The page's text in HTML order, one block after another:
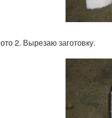
2. Вырезаю заготовку.